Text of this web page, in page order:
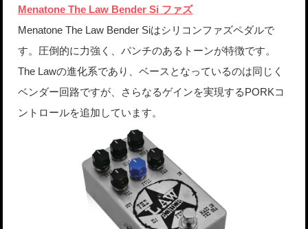
Menatone The Law Bender Si ファズ
Menatone The Law Bender Siはシリコンファズペダルで
す。圧倒的に力強く、パンチのあるトーンが特徴です。
The Lawの進化系であり、ベースとなっているのは同じく
ベンダー回路ですが、さらなるゲインを実現するPORKコ
ントロールを追加しています。